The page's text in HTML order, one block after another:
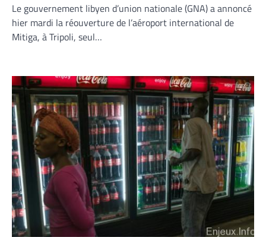
Le gouvernement libyen d’union nationale (GNA) a annoncé
hier mardi la réouverture de l’aéroport international de
Mitiga, à Tripoli, seul…